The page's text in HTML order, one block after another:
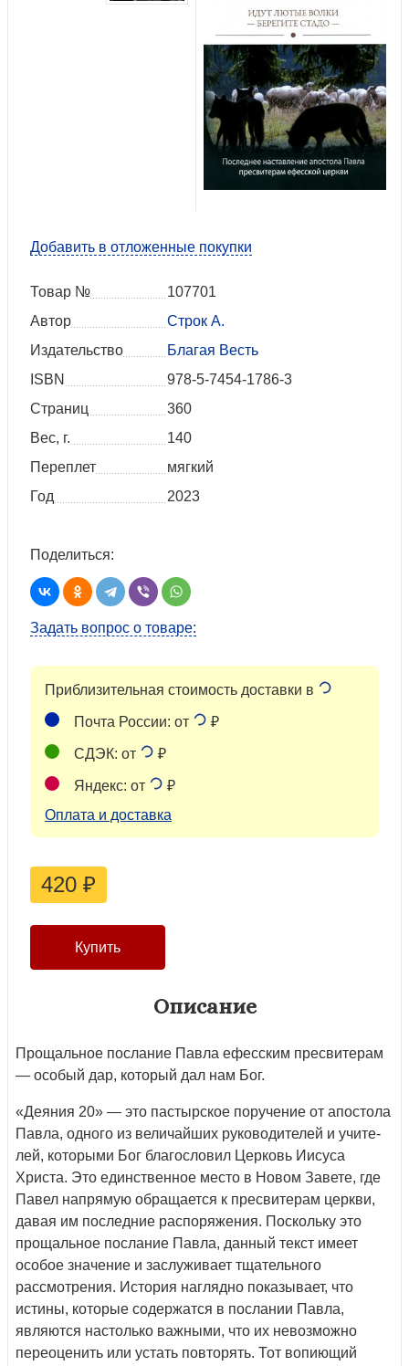
Добавить в отложенные покупки
Товар №
107701
Автор
Строк А.
Издательство
Благая Весть
ISBN
978-5-7454-1786-3
Страниц
360
Вес, г.
140
Переплет
мягкий
Год
2023
Поделиться:
Задать вопрос о товаре:
Приблизительная стоимость доставки в
Почта России: от ₽
СДЭК: от ₽
Яндекс: от
₽
Оплата и доставка
420 ₽
Описание
Прощальное послание Павла ефесским пресвитерам
— особый дар, ко­торый дал нам Бог.
«Деяния 20» — это пастырское по­ручение от апостола
Павла, одного из величайших руководителей и учите­
лей, которыми Бог благословил Цер­ковь Иисуса
Христа. Это единствен­ное место в Новом Завете, где
Павел напрямую обращается к пресвитерам церкви,
давая им последние распоря­жения. Поскольку это
прощальное послание Павла, данный текст имеет
особое значение и заслуживает тща­тельного
рассмотрения. История наглядно показывает, что
истины, ко­торые содержатся в послании Павла,
являются настолько важными, что их невозможно
переоценить или устать повторять. Тот вопиющий